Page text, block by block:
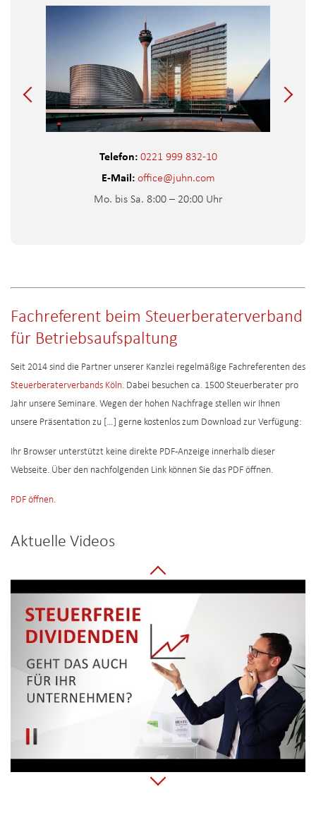
Telefon: 0221 999 832-10
E-Mail: office@juhn.com
Mo. bis Sa. 8:00 – 20:00 Uhr
Fachreferent beim Steuerberaterverband
für Betriebsaufspaltung
Seit 2014 sind die Partner unserer Kanzlei regelmäßige Fachreferenten des
Steuerberaterverbands Köln. Dabei besuchen ca. 1500 Steuerberater pro
Jahr unsere Seminare. Wegen der hohen Nachfrage stellen wir Ihnen
unsere Präsentation zu […] gerne kostenlos zum Download zur Verfügung:
Ihr Browser unterstützt keine direkte PDF-Anzeige innerhalb dieser
Webseite. Über den nachfolgenden Link können Sie das PDF öffnen.
PDF öffnen.
Aktuelle Videos